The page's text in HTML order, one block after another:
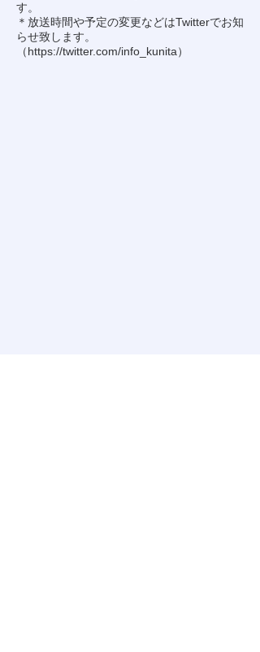
す。
＊放送時間や予定の変更などはTwitterでお知
らせ致します。
（https://twitter.com/info_kunita）